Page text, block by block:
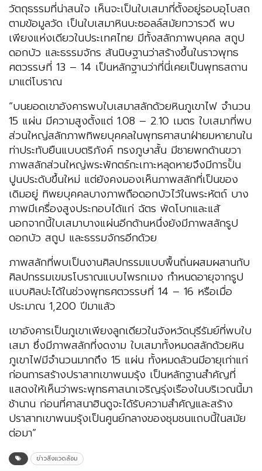
วัตถุธรรมที่น่าสนใจ เห็นจะเป็นใบเสมาที่ตั้งอยู่รอบอุโบสถ
ตามข้อมูลวัด เป็นใบเสมาหินบะซอลล์สมัยทวารวดี พบ
เพียงแห่งเดียวในประเทศไทย มีทั้งสลักภาพบุคคล สถูป
ดอกบัว และธรรมจักร สันนิษฐานว่าสร้างขึ้นในราวพุทธ
ศตวรรษที่ 13 – 14 เป็นหลักฐานว่าที่นี่เคยเป็นพุทธสถาน
มาแต่โบราณ
“บนยอดเขาอังคารพบใบเสมาสลักด้วยหินภูเขาไฟ จำนวน
15 แผ่น มีความสูงตั้งแต่ 1.08 – 2.10 เมตร ใบเสมาที่พบ
ส่วนใหญ่สลักภาพทิพยบุคคลในพุทธศาสนาฝ่ายมหายานใน
ท่าประทับยืนแบบตริภังค์ ทรงภูษาสั้น มีชายพกด้านขวา
ภาพสลักส่วนใหญ่พระพักตร์กะเทาะหลุดหายจึงมีการปั้น
ปูนประดับขึ้นใหม่ แต่ยังคงมองเห็นภาพสลักที่เป็นของ
เดิมอยู่ ทิพยบุคคลบางภาพถือดอกบัวไว้ในพระหัตถ์ บาง
ภาพมีเครื่องสูงประกอบได้แก่ ฉัตร พัดโบกและแส้
นอกจากนี้ใบเสมาบางแผ่นอีกด้านหนึ่งยังมีภาพสลักรูป
ดอกบัว สถูป และธรรมจักรอีกด้วย
ภาพสลักที่พบเป็นงานศิลปกรรมแบบพื้นถิ่นผสมผสานกับ
ศิลปกรรมเขมรโบราณแบบไพรกเมง กำหนดอายุจากรูป
แบบศิลปะได้ในช่วงพุทธศตวรรษที่ 14 – 16 หรือเมื่อ
ประมาณ 1,200 ปีมาแล้ว
เขาอังคารเป็นภูเขาเพียงลูกเดียวในจังหวัดบุรีรัมย์ที่พบใบ
เสมา ซึ่งมีภาพสลักที่งดงาม ใบเสมาทั้งหมดสลักด้วยหิน
ภูเขาไฟมีจำนวนมากถึง 15 แผ่น ทั้งหมดล้วนมีอายุเก่าแก่
ก่อนการสร้างปราสาทเขาพนมรุ้ง เป็นหลักฐานสำคัญที่
แสดงให้เห็นว่าพระพุทธศาสนาเจริญรุ่งเรืองในบริเวณนี้มา
ช้านาน ก่อนที่ศาสนาฮินดูจะได้รับความสำคัญและสร้าง
ปราสาทเขาพนมรุ้งเป็นศูนย์กลางของชุมชนแถบนี้ในสมัย
ต่อมา”
ข่าวสิ่งแวดล้อม